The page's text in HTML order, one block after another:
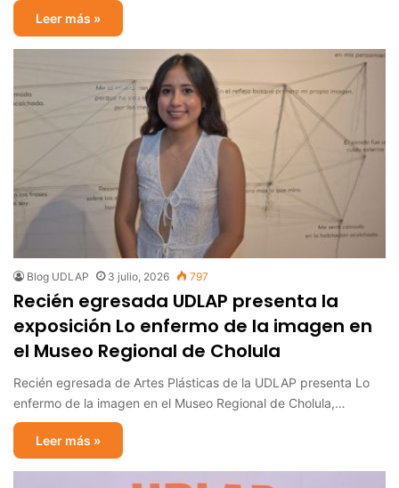
Leer más »
Blog UDLAP 3 julio, 2026 797
Recién egresada UDLAP presenta la
exposición Lo enfermo de la imagen en
el Museo Regional de Cholula
Recién egresada de Artes Plásticas de la UDLAP presenta Lo
enfermo de la imagen en el Museo Regional de Cholula,…
Leer más »